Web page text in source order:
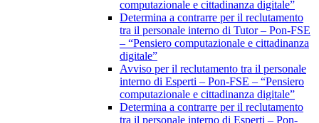
computazionale e cittadinanza digitale”
Determina a contrarre per il reclutamento
tra il personale interno di Tutor – Pon-FSE
– “Pensiero computazionale e cittadinanza
digitale”
Avviso per il reclutamento tra il personale
interno di Esperti – Pon-FSE – “Pensiero
computazionale e cittadinanza digitale”
Determina a contrarre per il reclutamento
tra il personale interno di Esperti – Pon-